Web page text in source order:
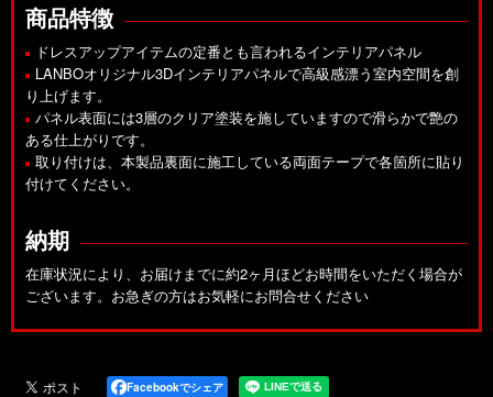
商品特徴
ドレスアップアイテムの定番とも言われるインテリアパネル
LANBOオリジナル3Dインテリアパネルで高級感漂う室内空間を創
り上げます。
パネル表面には3層のクリア塗装を施していますので滑らかで艶の
ある仕上がりです。
取り付けは、本製品裏面に施工している両面テープで各箇所に貼り
付けてください。
納期
在庫状況により、お届けまでに約2ヶ月ほどお時間をいただく場合が
ございます。お急ぎの方はお気軽にお問合せください
Facebookでシェア